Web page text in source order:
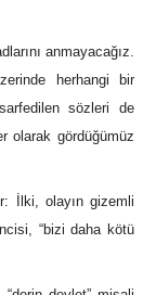
anmayacağız.
herhangi bir
sözleri de
olarak gördüğümüz
İlki, olayın gizemli
“bizi daha kötü